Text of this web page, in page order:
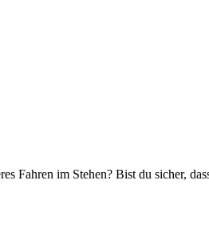
Fahren im Stehen? Bist du sicher,